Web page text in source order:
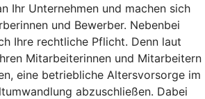
Ihr Unternehmen und machen sich
und Bewerber. Nebenbei
Ihre rechtliche Pflicht. Denn laut
Mitarbeiterinnen und Mitarbeitern
eine betriebliche Altersvorsorge im
abzuschließen. Dabei